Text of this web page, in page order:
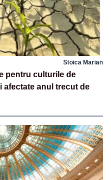
Stoica Marian
pentru culturile de
afectate anul trecut de